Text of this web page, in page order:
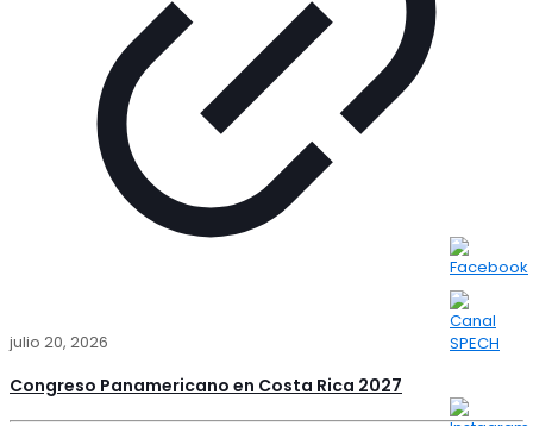
julio 20, 2026
Congreso Panamericano en Costa Rica 2027